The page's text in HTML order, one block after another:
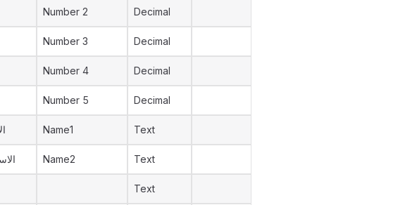
Number 2 Decimal
Number 3 Decimal
Number 4 Decimal
Number 5 Decimal
Name1 Text
Name2 Text
Text